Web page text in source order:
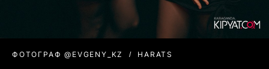
ФОТОГРАФ @EVGENY_KZ HARATS